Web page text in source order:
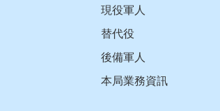
現役軍人
替代役
後備軍人
本局業務資訊